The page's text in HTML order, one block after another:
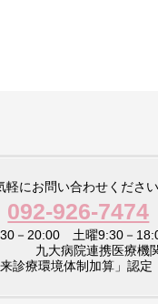
軽にお問い合わせください
092-926-7474
－20:00 土曜9:30－
病院連携医療機関
来診療環境体制加算